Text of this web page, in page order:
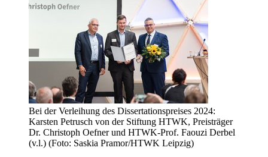
Bei der Verleihung des Dissertationspreises 2024:
Karsten Petrusch von der Stiftung HTWK, Preisträger
Dr. Christoph Oefner und HTWK-Prof. Faouzi Derbel
(v.l.) (Foto: Saskia Pramor/HTWK Leipzig)